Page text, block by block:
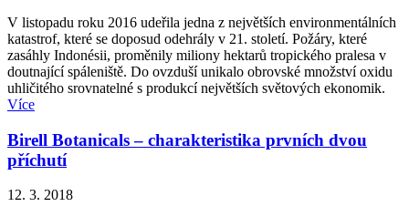
V listopadu roku 2016 udeřila jedna z největších environmentálních
katastrof, které se doposud odehrály v 21. století. Požáry, které
zasáhly Indonésii, proměnily miliony hektarů tropického pralesa v
doutnající spáleniště. Do ovzduší unikalo obrovské množství oxidu
uhličitého srovnatelné s produkcí největších světových ekonomik.
Více
Birell Botanicals – charakteristika prvních dvou
příchutí
12. 3. 2018